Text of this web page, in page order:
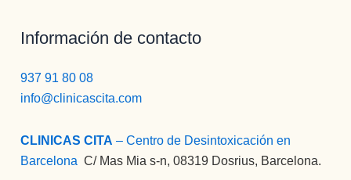
Información de contacto
937 91 80 08
info@clinicascita.com
CLINICAS CITA – Centro de Desintoxicación en
Barcelona :C/ Mas Mia s-n, 08319 Dosrius, Barcelona.